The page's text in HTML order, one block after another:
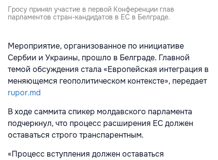
Гросу принял участие в первой Конференции глав
парламентов стран-кандидатов в ЕС в Белграде.
Мероприятие, организованное по инициативе
Сербии и Украины, прошло в Белграде. Главной
темой обсуждения стала «Европейская интеграция в
меняющемся геополитическом контексте», передает
rupor.md
В ходе саммита спикер молдавского парламента
подчеркнул, что процесс расширения ЕС должен
оставаться строго транспарентным.
«Процесс вступления должен оставаться